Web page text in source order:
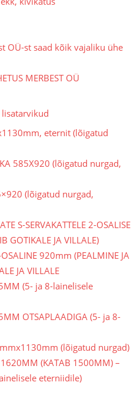
OÜ-st saad kõik vajaliku ühe
MERBEST OÜ
eternit (lõigatud
585X920 (lõigatud nurgad,
(lõigatud nurgad,
S-SERVAKATTELE 2-OSALISE
GOTIKALE JA VILLALE)
OSALINE 920mm (PEALMINE JA
JA VILLALE
(5- ja 8-lainelisele
OTSAPLAADIGA (5- ja 8-
(lõigatud nurgad)
1620MM (KATAB 1500MM) –
eterniidile)